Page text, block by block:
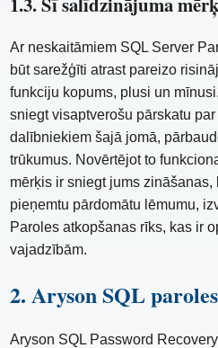
Ar neskaitāmiem SQL Server
būt sarežģīti atrast pareizo
funkciju kopums, plusi un
sniegt visaptverošu pārskatu
dalībniekiem šajā jomā,
trūkumus. Novērtējot to
mērķis ir sniegt jums
pieņemtu pārdomātu lēmumu,
Paroles atkopšanas rīks, kas ir
vajadzībām.
2. Aryson SQL
Aryson SQL Password